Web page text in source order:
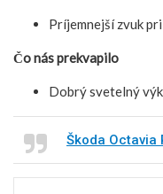
Príjemnejší zvuk
Čo nás prekvapilo
Dobrý svetelný
Škoda Octavia